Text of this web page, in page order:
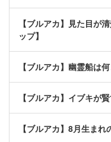
【ブルアカ】見た目が
ップ】
【ブルアカ】幽霊船は
【ブルアカ】イブキが
【ブルアカ】8月生ま